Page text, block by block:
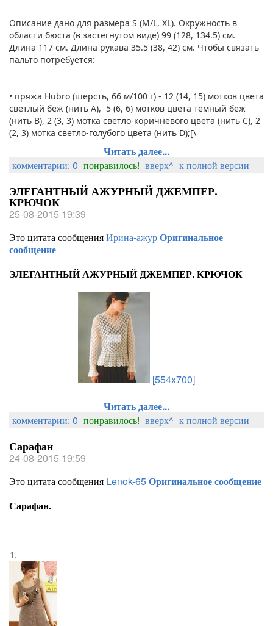
Описание дано для размера S (M/L, XL). Окружность в
области бюста (в застегнутом виде) 99 (128, 134.5) см.
Длина 117 см. Длина рукава 35.5 (38, 42) см. Чтобы связать
пальто потребуется:
• пряжа Hubro (шерсть, 66 м/100 г) - 12 (14, 15) мотков цвета
светлый беж (нить А), 5 (6, 6) мотков цвета темный беж
(нить В), 2 (3, 3) мотка светло-коричневого цвета (нить С), 2
(2, 3) мотка светло-голубого цвета (нить D);[\
Читать далее...
комментарии: 0 понравилось! вверх^ к полной версии
ЭЛЕГАНТНЫЙ АЖУРНЫЙ ДЖЕМПЕР.
КРЮЧОК
25-08-2015 19:39
Это цитата сообщенияИрина-ажурОригинальное
сообщение
ЭЛЕГАНТНЫЙ АЖУРНЫЙ ДЖЕМПЕР. КРЮЧОК
[554x700]
Читать далее...
комментарии: 0 понравилось! вверх^ к полной версии
Сарафан
24-08-2015 19:59
Это цитата сообщения Lenok-65Оригинальное сообщение
Сарафан.
1.